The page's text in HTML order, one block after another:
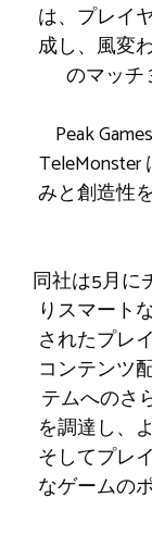
は、プレイ
成し、風変
のマッチ
Peak
みと創造性
同社は5月に
りスマート
されたプレ
コンテンツ
テムへのさ
を調達し、
そしてプレ
なゲームの